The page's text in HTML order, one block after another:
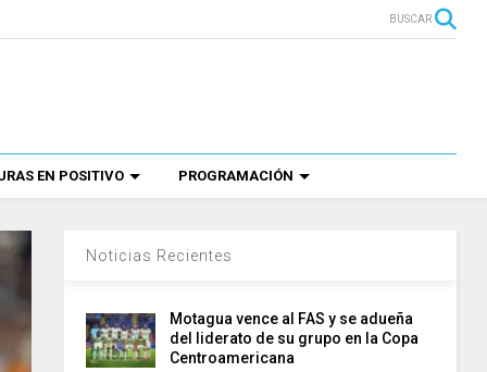
BUSCAR
EN POSITIVO PROGRAMACIÓN
Noticias Recientes
Motagua vence al FAS y se adueña
del liderato de su grupo en la Copa
Centroamericana